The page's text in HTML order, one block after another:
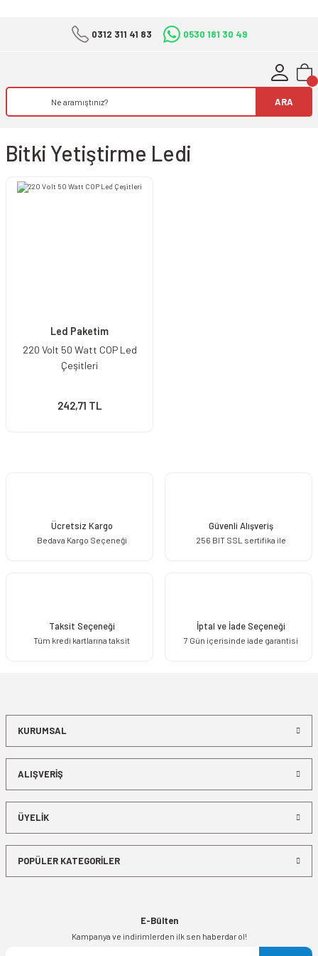
0312 311 41 83 0530 181 30 49
ARA
Bitki Yetiştirme Ledi
Led Paketim
220 Volt 50 Watt COP Led
Çeşitleri
242,71 TL
Ücretsiz Kargo
Bedava Kargo Seçeneği
Güvenli Alışveriş
256 BIT SSL sertifika ile
Taksit Seçeneği
Tüm kredi kartlarına taksit
İptal ve İade Seçeneği
7 Gün içerisinde iade garantisi
KURUMSAL
ALIŞVERİŞ
ÜYELİK
POPÜLER KATEGORİLER
E-Bülten
Kampanya ve indirimlerden ilk sen haberdar ol!